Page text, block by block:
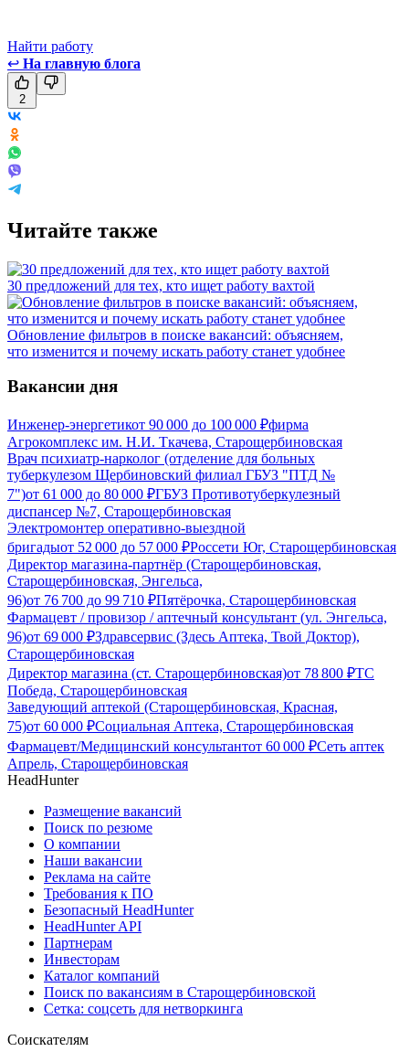
Найти работу
↩ На главную блога
2
Читайте также
30 предложений для тех, кто ищет работу вахтой
Обновление фильтров в поиске вакансий: объясняем,
что изменится и почему искать работу станет удобнее
Вакансии дня
Инженер-энергетикот 90 000 до 100 000 ₽фирма
Агрокомплекс им. Н.И. Ткачева, Старощербиновская
Врач психиатр-нарколог (отделение для больных
туберкулезом Щербиновский филиал ГБУЗ "ПТД №
7")от 61 000 до 80 000 ₽ГБУЗ Противотуберкулезный
диспансер №7, Старощербиновская
Электромонтер оперативно-выездной
бригадыот 52 000 до 57 000 ₽Россети Юг, Старощербиновская
Директор магазина-партнёр (Старощербиновская,
Старощербиновская, Энгельса,
96)от 76 700 до 99 710 ₽Пятёрочка, Старощербиновская
Фармацевт / провизор / аптечный консультант (ул. Энгельса,
96)от 69 000 ₽Здравсервис (Здесь Аптека, Твой Доктор),
Старощербиновская
Директор магазина (ст. Старощербиновская)от 78 800 ₽ТС
Победа, Старощербиновская
Заведующий аптекой (Старощербиновская, Красная,
75)от 60 000 ₽Социальная Аптека, Старощербиновская
Фармацевт/Медицинский консультантот 60 000 ₽Сеть аптек
Апрель, Старощербиновская
HeadHunter
Размещение вакансий
Поиск по резюме
О компании
Наши вакансии
Реклама на сайте
Требования к ПО
Безопасный HeadHunter
HeadHunter API
Партнерам
Инвесторам
Каталог компаний
Поиск по вакансиям в Старощербиновской
Сетка: соцсеть для нетворкинга
Соискателям